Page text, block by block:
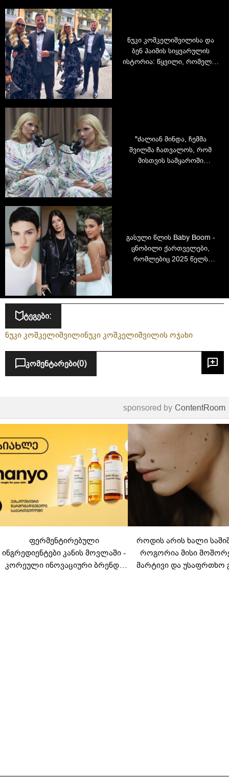
ნუკი კოშკელიშვილისა და
ბენ ჰაიმის სიყვარულის
ისტორია: წყვილი, რომელიც
"ძალიან მინდა, ჩემმა
შვილმა ჩათვალოს, რომ
მისთვის სამყაროში
გასული წლის Baby Boom -
ცნობილი ქართველები,
რომლებიც 2025 წელს
ტეგები:
ნუკი კოშკელიშვილინუკი კოშკელიშვილის ოჯახი
კომენტარები(0)
sponsored by ContentRoom
ფერმენტირებული
ინგრედიენტები კანის მოვლაში -
კორეული ინოვაციური ბრენდი
როდის არის ხალი
როგორია მისი
მარტივი და უსაფრთხო